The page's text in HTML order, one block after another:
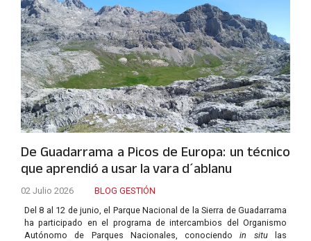
De Guadarrama a Picos de Europa: un técnico
que aprendió a usar la vara d´ablanu
02 Julio 2026
BLOG GESTIÓN
Del 8 al 12 de junio, el Parque Nacional de la Sierra de Guadarrama
ha participado en el programa de intercambios del Organismo
Autónomo de Parques Nacionales, conociendoin situlas